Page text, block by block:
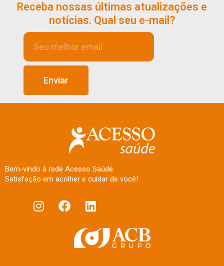
Receba nossas últimas atualizações e
notícias. Qual seu e-mail?
Enviar
Bem-vindo à rede Acesso Saúde.
Satisfação em acolher e cuidar de você!